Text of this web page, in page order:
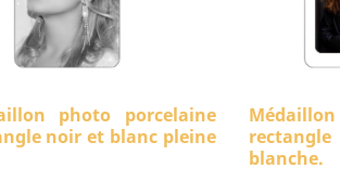
photo porcelaine
noir et blanc pleine
blanche.